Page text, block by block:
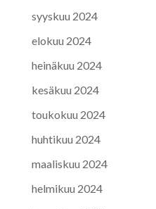
syyskuu 2024
elokuu 2024
heinäkuu 2024
kesäkuu 2024
toukokuu 2024
huhtikuu 2024
maaliskuu 2024
helmikuu 2024